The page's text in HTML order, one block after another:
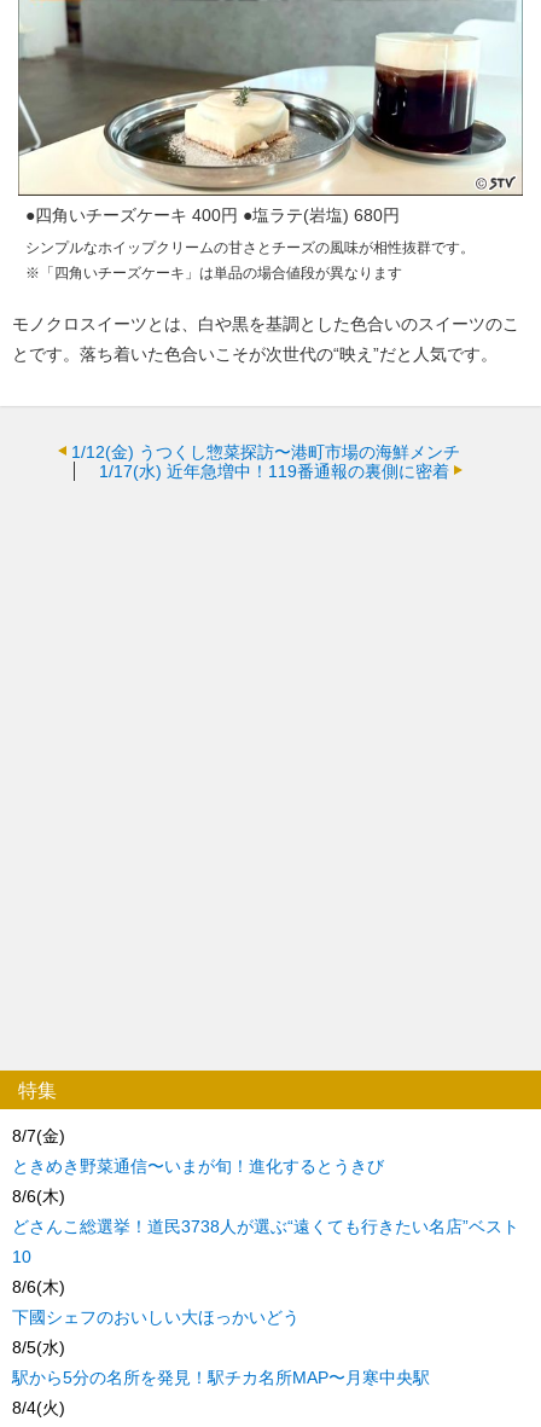
●四角いチーズケーキ 400円 ●塩ラテ(岩塩) 680円
シンプルなホイップクリームの甘さとチーズの風味が相性抜群です。
※「四角いチーズケーキ」は単品の場合値段が異なります
モノクロスイーツとは、白や黒を基調とした色合いのスイーツのこ
とです。落ち着いた色合いこそが次世代の“映え”だと人気です。
1/12(金) うつくし惣菜探訪〜港町市場の海鮮メンチ
1/17(水) 近年急増中！119番通報の裏側に密着
特集
8/7(金)
ときめき野菜通信〜いまが旬！進化するとうきび
8/6(木)
どさんこ総選挙！道民3738人が選ぶ“遠くても行きたい名店”ベスト
10
8/6(木)
下國シェフのおいしい大ほっかいどう
8/5(水)
駅から5分の名所を発見！駅チカ名所MAP〜月寒中央駅
8/4(火)